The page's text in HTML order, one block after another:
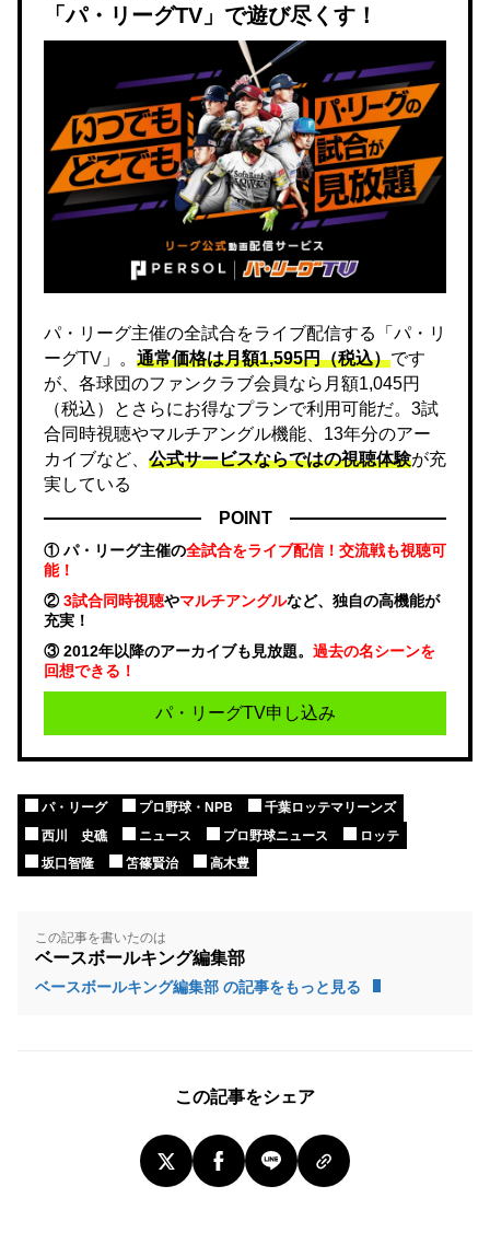
「パ・リーグTV」で遊び尽くす！
パ・リーグ主催の全試合をライブ配信する「パ・リ
ーグTV」。 通常価格は月額1,595円（税込）です
が、各球団のファンクラブ会員なら月額1,045円
（税込）とさらにお得なプランで利用可能だ。3試
合同時視聴やマルチアングル機能、13年分のアー
カイブなど、 公式サービスならではの視聴体験が充
実している
POINT
① パ・リーグ主催の全試合をライブ配信！交流戦も視聴可
能！
②3試合同時視聴やマルチアングルなど、独自の高機能が
充実！
③ 2012年以降のアーカイブも見放題。 過去の名シーンを
回想できる！
パ・リーグTV申し込み
パ・リーグ プロ野球・NPB
千葉ロッテマリーンズ
西川 史礁
ニュース プロ野球ニュース
ロッテ
坂口智隆
笘篠賢治 高木豊
この記事を書いたのは
ベースボールキング編集部
ベースボールキング編集部 の記事をもっと見る
この記事をシェア